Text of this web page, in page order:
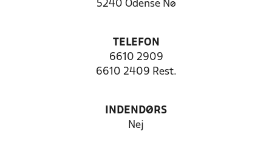
5240 Odense Nø
TELEFON
6610 2909
6610 2409 Rest.
INDENDØRS
Nej